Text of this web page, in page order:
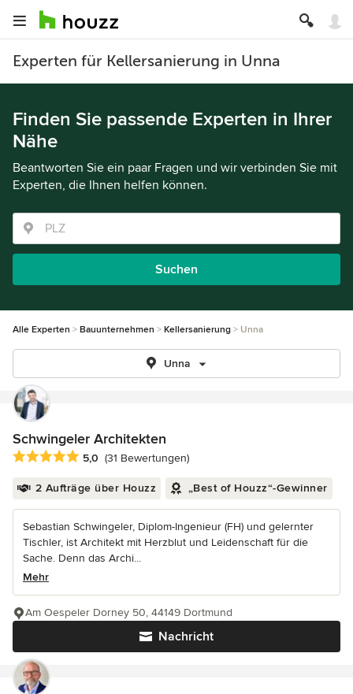
Experten für Kellersanierung in Unna
Finden Sie passende Experten in Ihrer
Nähe
Beantworten Sie ein paar Fragen und wir verbinden Sie mit
Experten, die Ihnen helfen können.
Suchen
Alle Experten Bauunternehmen Kellersanierung Unna
Unna
Schwingeler Architekten
Durchschnittliche Bewertung: 5 von 5 Sternen
5,0 (31 Bewertungen)
2 Aufträge über Houzz „Best of Houzz“-Gewinner
Sebastian Schwingeler, Diplom-Ingenieur (FH) und gelernter
Tischler, ist Architekt mit Herzblut und Leidenschaft für die
Sache. Denn das Archi...
Mehr
Nachricht
Am Oespeler Dorney 50, 44149 Dortmund